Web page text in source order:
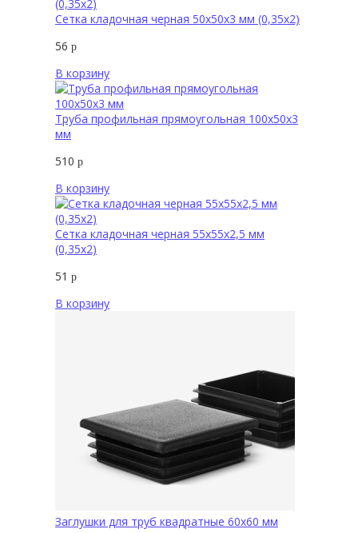
Сетка кладочная черная 50х50х3 мм (0,35х2)
56 р
В корзину
Труба профильная прямоугольная 100х50х3
мм
510 р
В корзину
Сетка кладочная черная 55х55х2,5 мм
(0,35х2)
51 р
В корзину
Заглушки для труб квадратные 60х60 мм